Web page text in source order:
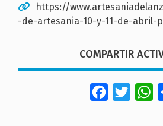
https://
-de-artesania-10-y-11-de-abril-
COMPARTIR
FacebookTwitter